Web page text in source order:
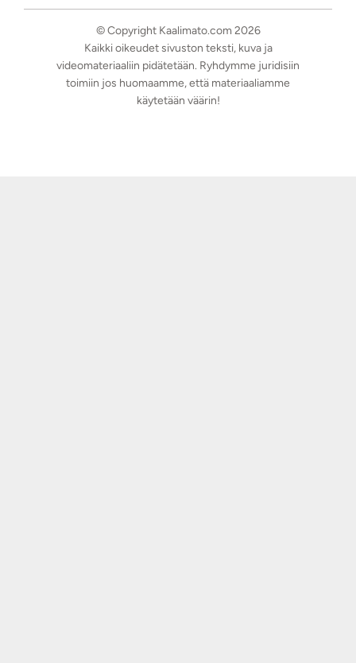
© Copyright Kaalimato.com 2026
Kaikki oikeudet sivuston teksti, kuva ja
videomateriaaliin pidätetään. Ryhdymme juridisiin
toimiin jos huomaamme, että materiaaliamme
käytetään väärin!